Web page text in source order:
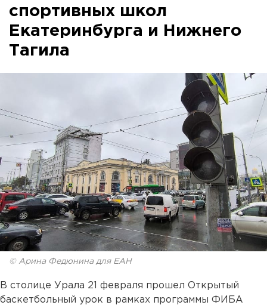
спортивных школ
Екатеринбурга и Нижнего
Тагила
© Арина Федюнина для ЕАН
В столице Урала 21 февраля прошел Открытый
баскетбольный урок в рамках программы ФИБА